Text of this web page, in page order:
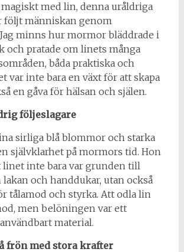
med lin, denna uråldriga
följt människan genom
minns hur mormor bläddrade i
och pratade om linets många
båda praktiska och
var inte bara en växt för att skapa
en gåva för hälsan och själen.
följeslagare
sirliga blå blommor och starka
självklarhet på mormors tid. Hon
linet inte bara var grunden till
och handdukar, utan också
tålamod och styrka. Att odla lin
men belöningen var ett
material.
frön med stora krafter